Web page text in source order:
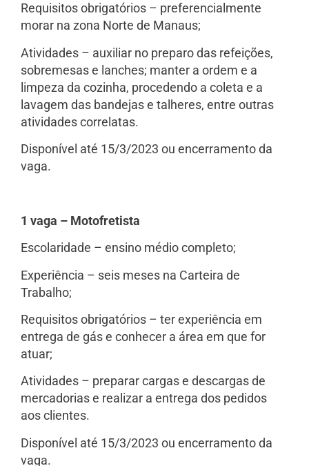
Requisitos obrigatórios – preferencialmente
morar na zona Norte de Manaus;
Atividades – auxiliar no preparo das refeições,
sobremesas e lanches; manter a ordem e a
limpeza da cozinha, procedendo a coleta e a
lavagem das bandejas e talheres, entre outras
atividades correlatas.
Disponível até 15/3/2023 ou encerramento da
vaga.
1 vaga – Motofretista
Escolaridade – ensino médio completo;
Experiência – seis meses na Carteira de
Trabalho;
Requisitos obrigatórios – ter experiência em
entrega de gás e conhecer a área em que for
atuar;
Atividades – preparar cargas e descargas de
mercadorias e realizar a entrega dos pedidos
aos clientes.
Disponível até 15/3/2023 ou encerramento da
vaga.